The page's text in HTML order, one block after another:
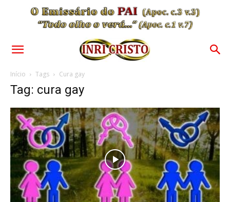
Início Tags Cura gay
Tag: cura gay